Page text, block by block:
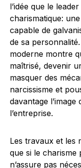
l’idée que le
charismatique:
capable de
de sa
moderne montre
maîtrisé, devenir
masquer des
narcissisme et
davantage
l’entreprise.
Les travaux et les
que si le charisme
n’assure pas